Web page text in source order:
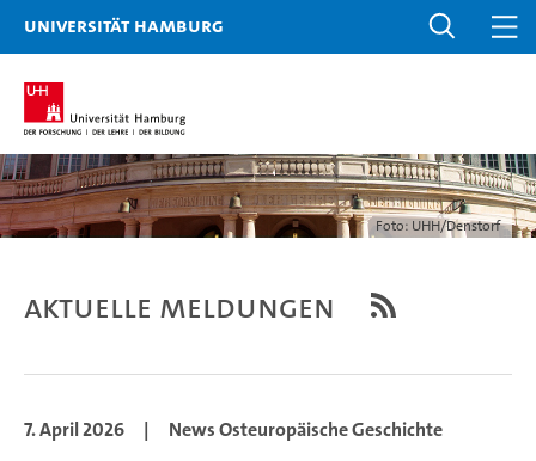
Universität Hamburg
Foto: UHH/Denstorf
Aktuelle Meldungen
7. April 2026 | News Osteuropäische Geschichte